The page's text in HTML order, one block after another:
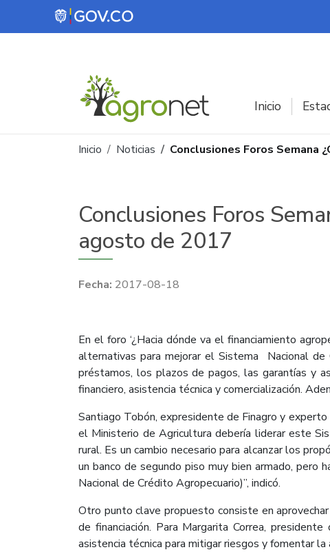
Pasar al contenido principal
Inicio
Ruta de navegación
Inicio Noticias Conclusiones Foros Semana
Conclusiones Foros
agosto de 2017
2017-08-18
En el foro ‘¿Hacia dónde va el financiamiento
alternativas para mejorar el Sistema Nacional
préstamos, los plazos de pagos, las garantías y
financiero, asistencia técnica y comercialización.
Santiago Tobón, expresidente de Finagro y
el Ministerio de Agricultura debería liderar este
rural. Es un cambio necesario para alcanzar los
un banco de segundo piso muy bien armado,
Nacional de Crédito Agropecuario)”, indicó.
Otro punto clave propuesto consiste en
de financiación. Para Margarita Correa,
asistencia técnica para mitigar riesgos y fomentar la